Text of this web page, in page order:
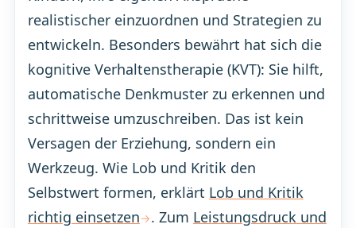
realistischer einzuordnen und Strategien zu
entwickeln. Besonders bewährt hat sich die
kognitive Verhaltenstherapie (KVT): Sie hilft,
automatische Denkmuster zu erkennen und
schrittweise umzuschreiben. Das ist kein
Versagen der Erziehung, sondern ein
Werkzeug. Wie Lob und Kritik den
Selbstwert formen, erklärt Lob und Kritik
richtig einsetzen
. Zum Leistungsdruck und